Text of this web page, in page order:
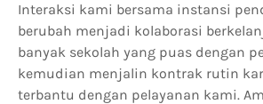
Interaksi kami bersama instansi
berubah menjadi kolaborasi
banyak sekolah yang puas dengan
kemudian menjalin kontrak rutin
terbantu dengan pelayanan kami.